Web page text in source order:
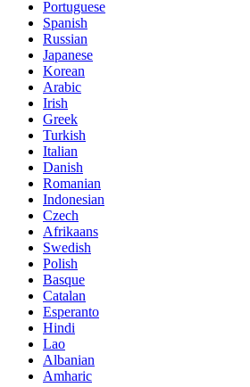
Portuguese
Spanish
Russian
Japanese
Korean
Arabic
Irish
Greek
Turkish
Italian
Danish
Romanian
Indonesian
Czech
Afrikaans
Swedish
Polish
Basque
Catalan
Esperanto
Hindi
Lao
Albanian
Amharic